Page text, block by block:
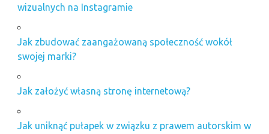
wizualnych na Instagramie
Jak zbudować zaangażowaną społeczność wokół
swojej marki?
Jak założyć własną stronę internetową?
Jak uniknąć pułapek w związku z prawem autorskim w